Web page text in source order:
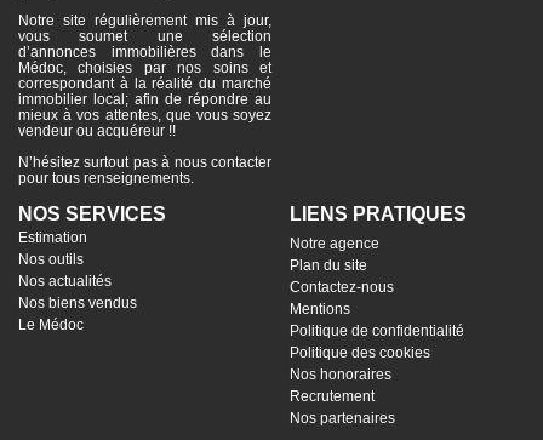
Notre site régulièrement mis à jour,
vous soumet une sélection
d’annonces immobilières dans le
Médoc, choisies par nos soins et
correspondant à la réalité du marché
immobilier local; afin de répondre au
mieux à vos attentes, que vous soyez
vendeur ou acquéreur !!
N’hésitez surtout pas à nous contacter
pour tous renseignements.
NOS SERVICES
Estimation
Nos outils
Nos actualités
Nos biens vendus
Le Médoc
LIENS PRATIQUES
Notre agence
Plan du site
Contactez-nous
Mentions
Politique de confidentialité
Politique des cookies
Nos honoraires
Recrutement
Nos partenaires